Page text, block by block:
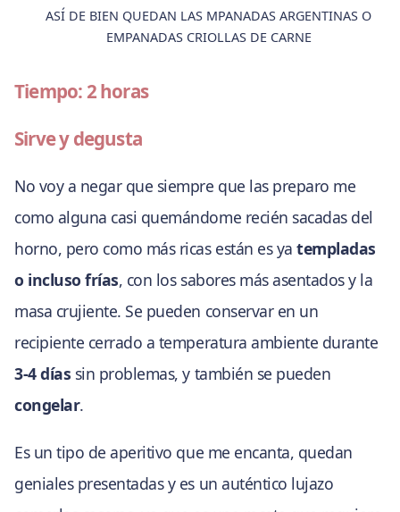
ASÍ DE BIEN QUEDAN LAS MPANADAS ARGENTINAS O
EMPANADAS CRIOLLAS DE CARNE
Tiempo: 2 horas
Sirve y degusta
No voy a negar que siempre que las preparo me
como alguna casi quemándome recién sacadas del
horno, pero como más ricas están es yatempladas
o incluso frías, con los sabores más asentados y la
masa crujiente. Se pueden conservar en un
recipiente cerrado a temperatura ambiente durante
3-4 días sin problemas, y también se pueden
congelar.
Es un tipo de aperitivo que me encanta, quedan
geniales presentadas y es un auténtico lujazo